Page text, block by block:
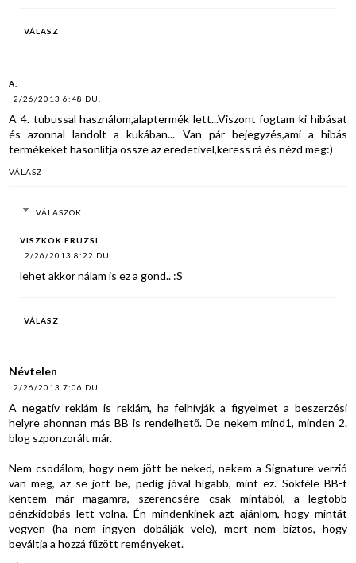
VÁLASZ
A.
2/26/2013 6:48 DU.
A 4. tubussal használom,alaptermék lett...Viszont fogtam ki hibásat
és azonnal landolt a kukában... Van pár bejegyzés,ami a hibás
termékeket hasonlítja össze az eredetivel,keress rá és nézd meg:)
VÁLASZ
VÁLASZOK
VISZKOK FRUZSI
2/26/2013 8:22 DU.
lehet akkor nálam is ez a gond.. :S
VÁLASZ
Névtelen
2/26/2013 7:06 DU.
A negatív reklám is reklám, ha felhívják a figyelmet a beszerzési
helyre ahonnan más BB is rendelhető. De nekem mind1, minden 2.
blog szponzorált már.
Nem csodálom, hogy nem jött be neked, nekem a Signature verzió
van meg, az se jött be, pedig jóval hígabb, mint ez. Sokféle BB-t
kentem már magamra, szerencsére csak mintából, a legtöbb
pénzkidobás lett volna. Én mindenkinek azt ajánlom, hogy mintát
vegyen (ha nem ingyen dobálják vele), mert nem biztos, hogy
beváltja a hozzá fűzött reményeket.